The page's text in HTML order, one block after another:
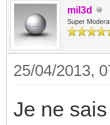
mil3d
Super
25/04/2013,
Je ne